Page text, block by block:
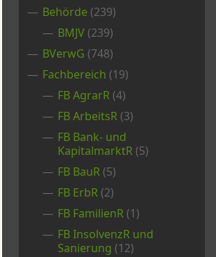
Behörde (239)
BMJV (239)
BVerwG (748)
Fachbereich (19)
FB AgrarR (4)
FB ArbeitsR (3)
FB Bank- und
KapitalmarktR (5)
FB BauR (5)
FB ErbR (2)
FB FamilienR (1)
FB InsolvenzR und
Sanierung (12)